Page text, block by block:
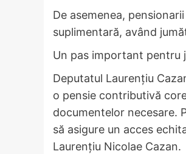
De asemenea,
suplimentară, având
Un pas important pentru
Deputatul Laurențiu
o pensie contributivă
documentelor necesare.
să asigure un acces
Laurențiu Nicolae Cazan.